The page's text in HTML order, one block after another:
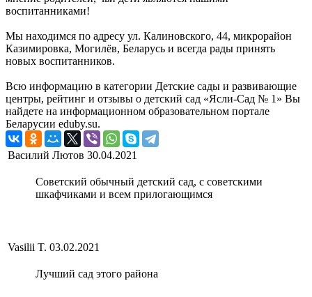
воспитанниками!
Мы находимся по адресу ул. Калиновского, 44, микрорайон
Казимировка, Могилёв, Беларусь и всегда рады принять
новых воспитанников.
Всю информацию в категории Детские сады и развивающие
центры, рейтинг и отзывы о детский сад «Ясли-Сад № 1» Вы
найдете на информационном образовательном портале
Беларусии eduby.su.
Василий Лютов 30.04.2021
Советский обычный детский сад, с советскими
шкафчиками и всем прилогающимся
Vasilii T. 03.02.2021
Лучший сад этого района